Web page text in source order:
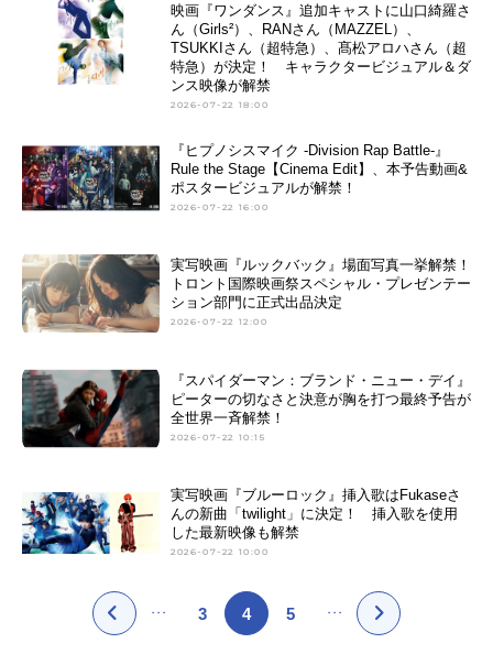
映画『ワンダンス』追加キャストに山口綺羅さ
ん（Girls²）、RANさん（MAZZEL）、
TSUKKIさん（超特急）、髙松アロハさん（超
特急）が決定！ キャラクタービジュアル＆ダ
ンス映像が解禁
2026-07-22 18:00
『ヒプノシスマイク -Division Rap Battle-』
Rule the Stage【Cinema Edit】、本予告動画&
ポスタービジュアルが解禁！
2026-07-22 16:00
実写映画『ルックバック』場面写真一挙解禁！
トロント国際映画祭スペシャル・プレゼンテー
ション部門に正式出品決定
2026-07-22 12:00
『スパイダーマン：ブランド・ニュー・デイ』
ピーターの切なさと決意が胸を打つ最終予告が
全世界一斉解禁！
2026-07-22 10:15
実写映画『ブルーロック』挿入歌はFukaseさ
んの新曲「twilight」に決定！ 挿入歌を使用
した最新映像も解禁
2026-07-22 10:00
3 4 5